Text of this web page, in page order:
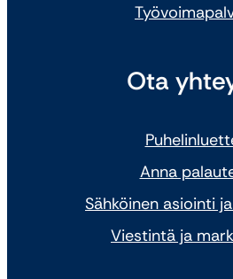
Ota
Anna
Sähköinen asiointi
Viestintä ja